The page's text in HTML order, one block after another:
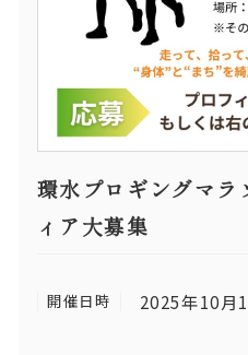
環水プロギングマラ
ィア大募集
開催日時 2025年10月